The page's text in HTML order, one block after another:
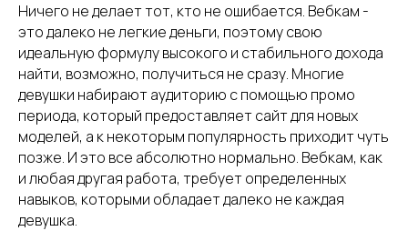
Ничего не делает тот, кто не ошибается. Вебкам -
это далеко не легкие деньги, поэтому свою
идеальную формулу высокого и стабильного дохода
найти, возможно, получиться не сразу. Многие
девушки набирают аудиторию с помощью промо
периода, который предоставляет сайт для новых
моделей, а к некоторым популярность приходит чуть
позже. И это все абсолютно нормально. Вебкам, как
и любая другая работа, требует определенных
навыков, которыми обладает далеко не каждая
девушка.